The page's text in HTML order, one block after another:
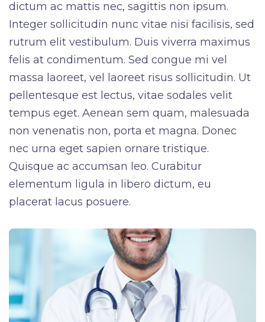
dictum ac mattis nec, sagittis non ipsum.
Integer sollicitudin nunc vitae nisi facilisis, sed
rutrum elit vestibulum. Duis viverra maximus
felis at condimentum. Sed congue mi vel
massa laoreet, vel laoreet risus sollicitudin. Ut
pellentesque est lectus, vitae sodales velit
tempus eget. Aenean sem quam, malesuada
non venenatis non, porta et magna. Donec
nec urna eget sapien ornare tristique.
Quisque ac accumsan leo. Curabitur
elementum ligula in libero dictum, eu
placerat lacus posuere.